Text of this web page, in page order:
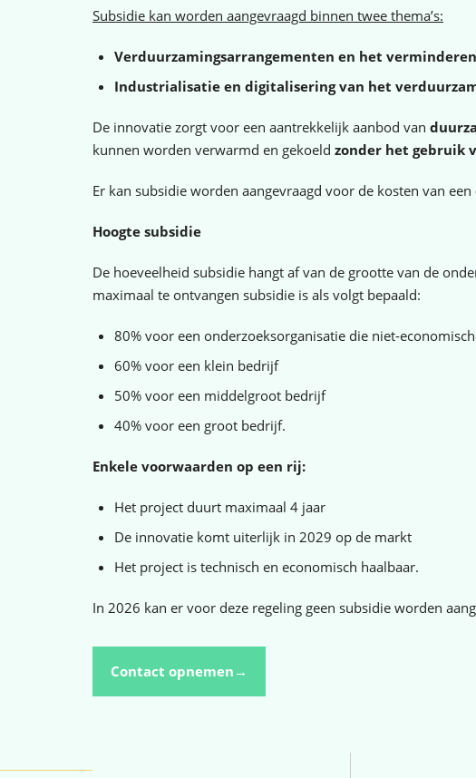
Subsidie kan worden aangevraagd binnen twee thema’s:
Verduurzamingsarrangementen en het
Industrialisatie en digitalisering van het
De innovatie zorgt voor een aantrekkelijk aanbod van
kunnen worden verwarmd en gekoeld zonder het gebruik
Er kan subsidie worden aangevraagd voor de kosten van een
Hoogte subsidie
De hoeveelheid subsidie hangt af van de grootte van de
maximaal te ontvangen subsidie is als volgt bepaald:
80% voor een onderzoeksorganisatie die niet-
60% voor een klein bedrijf
50% voor een middelgroot bedrijf
40% voor een groot bedrijf.
Enkele voorwaarden op een rij:
Het project duurt maximaal 4 jaar
De innovatie komt uiterlijk in 2029 op de markt
Het project is technisch en economisch haalbaar.
In 2026 kan er voor deze regeling geen subsidie worden
Contact opnemen→